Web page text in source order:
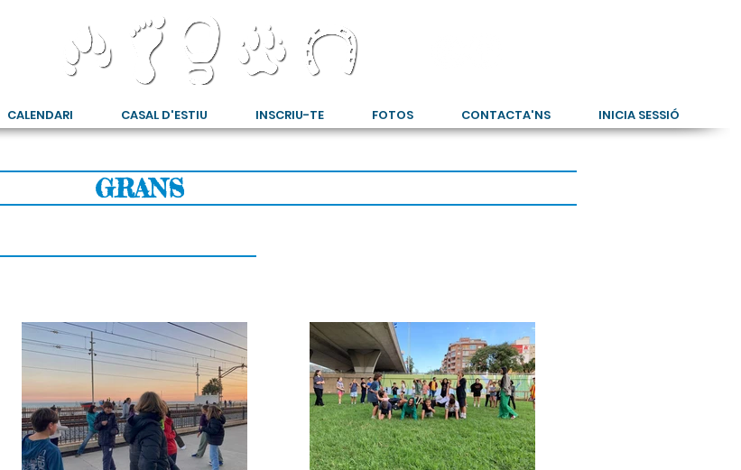
CALENDARI CASAL D'ESTIU INSCRIU-TE FOTOS CONTACTA'NS INICIA SESSIÓ
GRANS